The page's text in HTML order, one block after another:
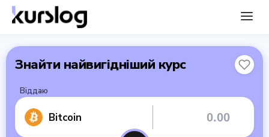
Знайти найвигідніший курс
Віддаю
Bitcoin